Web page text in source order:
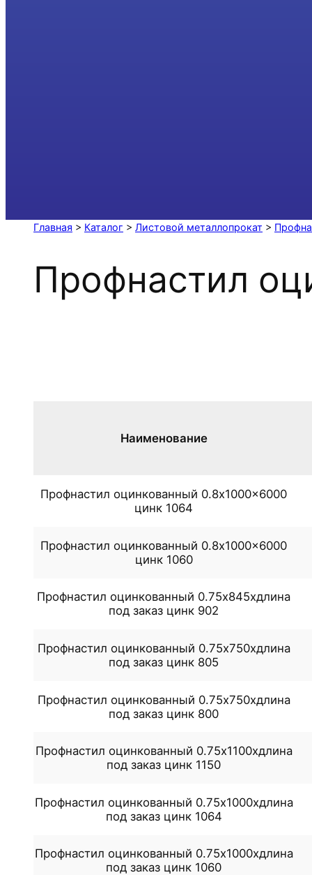
Главная > Каталог > Листовой металлопрокат >
Профнастил
Наименование
Профнастил оцинкованный 0.8x1000x6000
цинк 1064
Профнастил оцинкованный 0.8x1000x6000
цинк 1060
Профнастил оцинкованный 0.75x845xдлина
под заказ цинк 902
Профнастил оцинкованный 0.75x750xдлина
под заказ цинк 805
Профнастил оцинкованный 0.75x750xдлина
под заказ цинк 800
Профнастил оцинкованный 0.75x1100xдлина
под заказ цинк 1150
Профнастил оцинкованный 0.75x1000xдлина
под заказ цинк 1064
Профнастил оцинкованный 0.75x1000xдлина
под заказ цинк 1060